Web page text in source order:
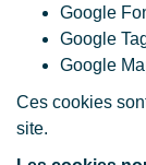
Google
Google
Google
Ces cookies
site.